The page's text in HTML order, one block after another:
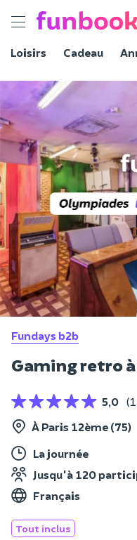
Toggle
Loisirs
Cadeau
Fundays b2b
Gaming retro
5,0
À Paris 12ème (75)
La journée
Jusqu'à 120
Français
Tout inclus